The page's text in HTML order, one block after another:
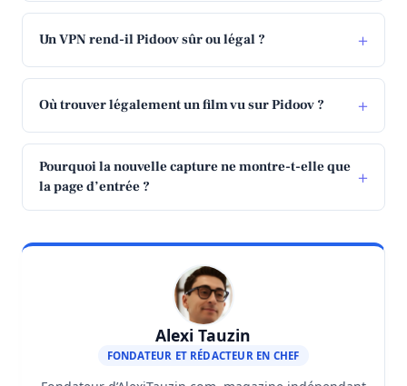
Un VPN rend-il Pidoov sûr ou légal ?
Où trouver légalement un film vu sur Pidoov ?
Pourquoi la nouvelle capture ne montre-t-elle que
la page d’entrée ?
Alexi Tauzin
FONDATEUR ET RÉDACTEUR EN CHEF